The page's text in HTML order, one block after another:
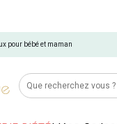
pour bébé et maman